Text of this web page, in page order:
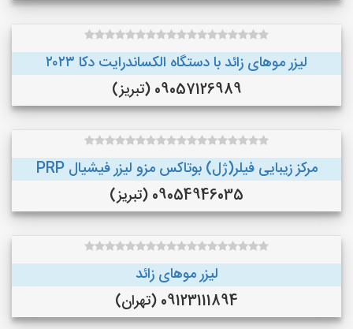
لیزر موهای زائد با دستگاه الکساندرایت دکا ۲۰۲۳
09057126989 (تبریز)
مرکز زیبایی فیلر(ژل) بوتاکس مزو لیزر فیشیال PRP
09054946035 (تبریز)
لیزر موهای زائد
09123111894 (تهران)